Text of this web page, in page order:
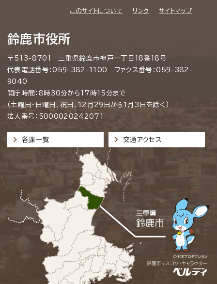
このサイトについて リンク サイトマップ
鈴鹿市役所
〒513-8701 三重県鈴鹿市神戸一丁目18番18号
代表電話番号：059-382-1100 ファクス番号：059-382-
9040
開庁時間：8時30分から17時15分まで
（土曜日・日曜日、祝日、12月29日から1月3日を除く）
法人番号：5000020242071
各課一覧 交通アクセス